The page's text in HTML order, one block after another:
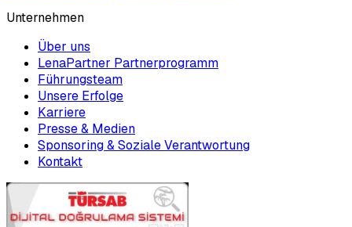
Unternehmen
Über uns
LenaPartner Partnerprogramm
Führungsteam
Unsere Erfolge
Karriere
Presse & Medien
Sponsoring & Soziale Verantwortung
Kontakt